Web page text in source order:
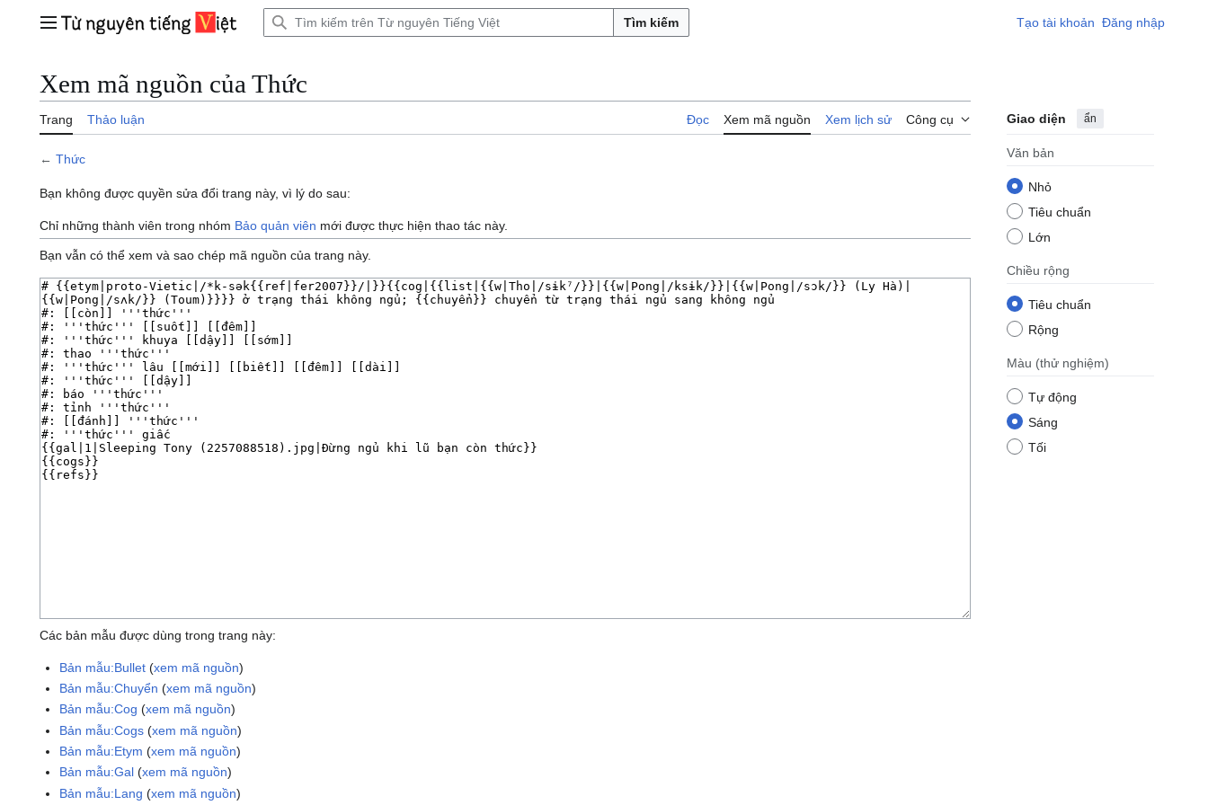
Trình đơn chính Tìm kiếm Tạo tài khoản Đăng nhập
Xem mã nguồn của Thức
Trang Thảo luận Đọc Xem mã nguồn Xem lịch sử Công cụ Giao diện ẩn
Văn bản
Nhỏ
Tiêu chuẩn
Lớn
Chiều rộng
Tiêu chuẩn
Rộng
Màu (thử nghiệm)
Tự động
Sáng
Tối
← Thức
Bạn không được quyền sửa đổi trang này, vì lý do sau:
Chỉ những thành viên trong nhóm Bảo quản viên mới được thực hiện thao tác này.
Bạn vẫn có thể xem và sao chép mã nguồn của trang này.
Các bản mẫu được dùng trong trang này:
Bản mẫu:Bullet (xem mã nguồn)
Bản mẫu:Chuyển (xem mã nguồn)
Bản mẫu:Cog (xem mã nguồn)
Bản mẫu:Cogs (xem mã nguồn)
Bản mẫu:Etym (xem mã nguồn)
Bản mẫu:Gal (xem mã nguồn)
Bản mẫu:Lang (xem mã nguồn)